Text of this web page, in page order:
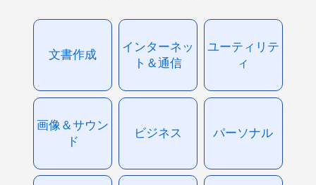
文書作成
インターネッ
ト＆通信
ユーティリテ
ィ
画像＆サウン
ド
ビジネス パーソナル